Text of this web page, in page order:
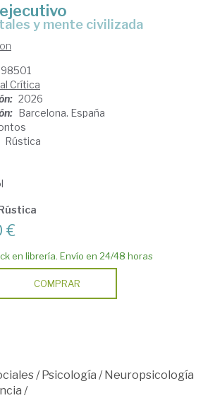
y mente civilizada
Crítica
2026
Barcelona. España
Rústica
€
en librería. Envío en 24/48 horas
COMPRAR
/Psicología /Neuropsicología
/